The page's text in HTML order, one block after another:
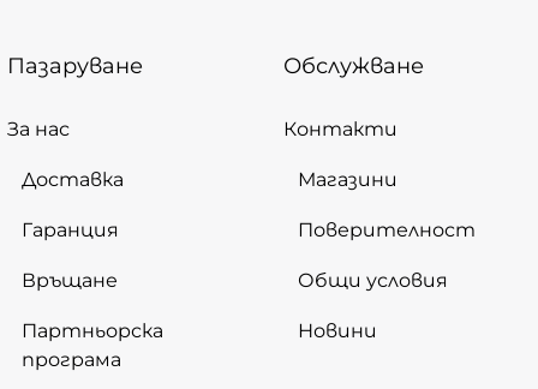
Пазаруване
За нас
Доставка
Гаранция
Връщане
Партньорска
програма
Обслужване
Контакти
Магазини
Поверителност
Общи условия
Новини